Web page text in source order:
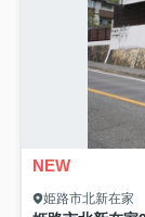
NEW
姫路市北新在家